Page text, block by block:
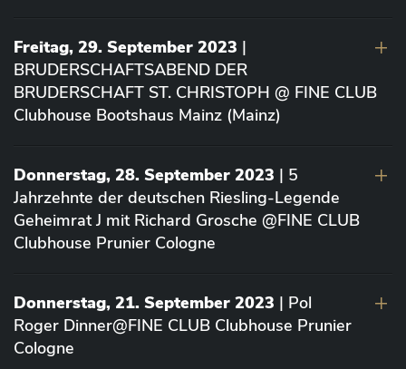
Freitag, 29. September 2023 |
BRUDERSCHAFTSABEND DER
BRUDERSCHAFT ST. CHRISTOPH @ FINE CLUB
Clubhouse Bootshaus Mainz (Mainz)
Donnerstag, 28. September 2023 | 5
Jahrzehnte der deutschen Riesling-Legende
Geheimrat J mit Richard Grosche @FINE CLUB
Clubhouse Prunier Cologne
Donnerstag, 21. September 2023 | Pol
Roger Dinner@FINE CLUB Clubhouse Prunier
Cologne